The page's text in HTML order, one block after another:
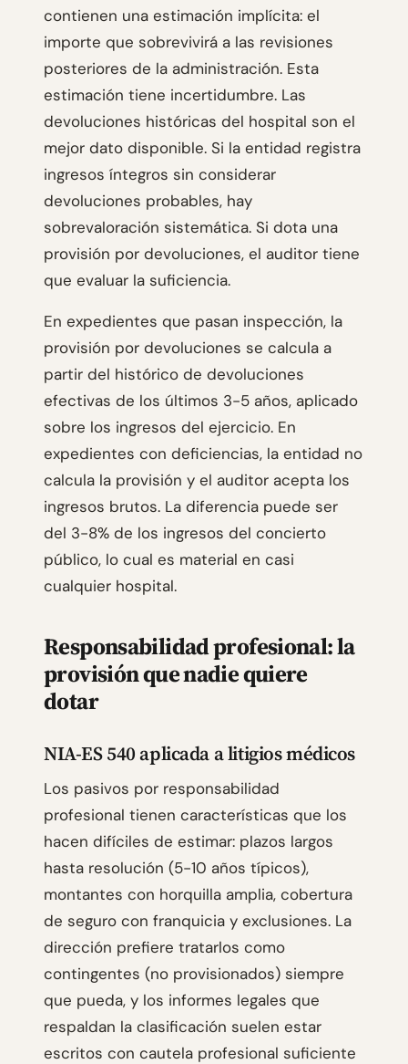
contienen una estimación implícita: el
importe que sobrevivirá a las revisiones
posteriores de la administración. Esta
estimación tiene incertidumbre. Las
devoluciones históricas del hospital son el
mejor dato disponible. Si la entidad registra
ingresos íntegros sin considerar
devoluciones probables, hay
sobrevaloración sistemática. Si dota una
provisión por devoluciones, el auditor tiene
que evaluar la suficiencia.
En expedientes que pasan inspección, la
provisión por devoluciones se calcula a
partir del histórico de devoluciones
efectivas de los últimos 3-5 años, aplicado
sobre los ingresos del ejercicio. En
expedientes con deficiencias, la entidad no
calcula la provisión y el auditor acepta los
ingresos brutos. La diferencia puede ser
del 3-8% de los ingresos del concierto
público, lo cual es material en casi
cualquier hospital.
Responsabilidad profesional: la
provisión que nadie quiere
dotar
NIA-ES 540 aplicada a litigios médicos
Los pasivos por responsabilidad
profesional tienen características que los
hacen difíciles de estimar: plazos largos
hasta resolución (5-10 años típicos),
montantes con horquilla amplia, cobertura
de seguro con franquicia y exclusiones. La
dirección prefiere tratarlos como
contingentes (no provisionados) siempre
que pueda, y los informes legales que
respaldan la clasificación suelen estar
escritos con cautela profesional suficiente